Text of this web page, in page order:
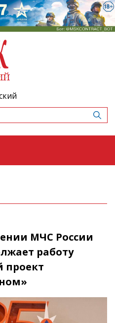
МЧС России
работу
проект